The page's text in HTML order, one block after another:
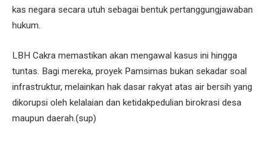
kas negara secara utuh sebagai bentuk pertanggungjawaban
hukum.
​LBH Cakra memastikan akan mengawal kasus ini hingga
tuntas. Bagi mereka, proyek Pamsimas bukan sekadar soal
infrastruktur, melainkan hak dasar rakyat atas air bersih yang
dikorupsi oleh kelalaian dan ketidakpedulian birokrasi desa
maupun daerah.(sup)